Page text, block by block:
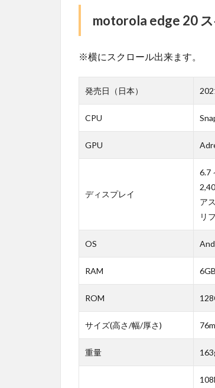
motorola edge 20
※横にスクロール出来ます。
発売日（日本）
CPU
GPU
ディスプレイ
6.7
ア
リ
OS
RAM 6GB
ROM
サイズ(高さ/幅/厚さ)
重量